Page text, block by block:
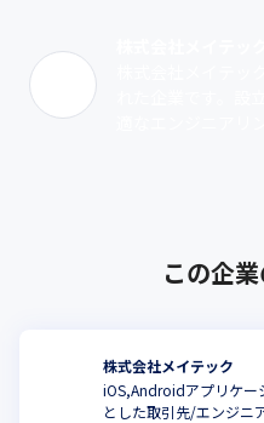
この企
株式会社メイテック
iOS,Androidアプリケー
とした取引先/エンジニ